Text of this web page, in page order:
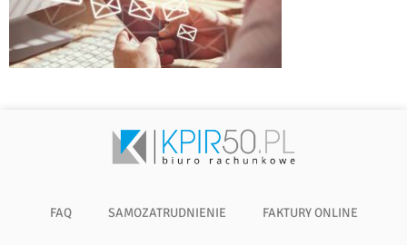
FAQ SAMOZATRUDNIENIE FAKTURY ONLINE